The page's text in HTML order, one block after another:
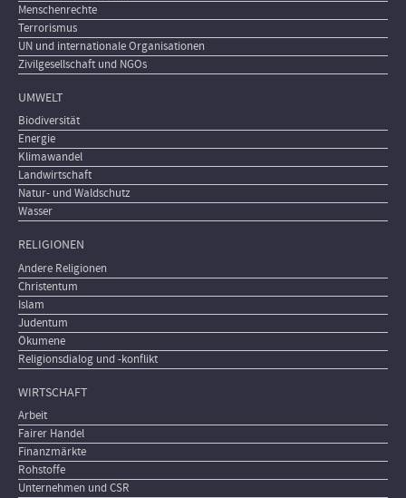
Menschenrechte
Terrorismus
UN und internationale Organisationen
Zivilgesellschaft und NGOs
UMWELT
Biodiversität
Energie
Klimawandel
Landwirtschaft
Natur- und Waldschutz
Wasser
RELIGIONEN
Andere Religionen
Christentum
Islam
Judentum
Ökumene
Religionsdialog und -konflikt
WIRTSCHAFT
Arbeit
Fairer Handel
Finanzmärkte
Rohstoffe
Unternehmen und CSR